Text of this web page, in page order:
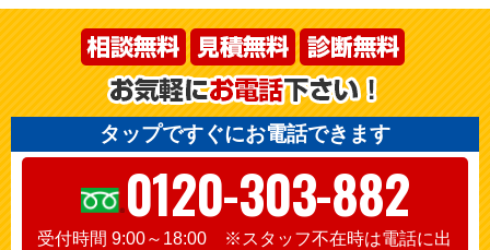
タップですぐにお電話できます
0120-303-882
受付時間 9:00～18:00 ※スタッフ不在時は電話に出